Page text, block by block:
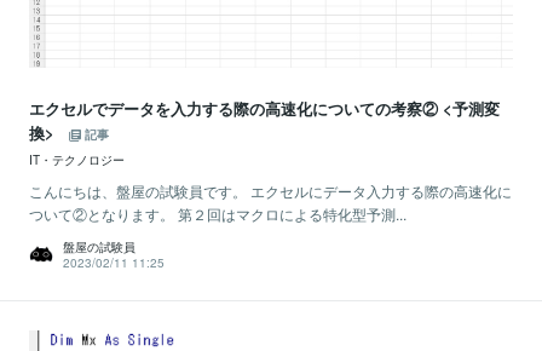
エクセルでデータを入力する際の高速化についての考察② <予測変
換>
記事
IT・テクノロジー
こんにちは、盤屋の試験員です。 エクセルにデータ入力する際の高速化に
ついて②となります。 第２回はマクロによる特化型予測...
盤屋の試験員
2023/02/11 11:25